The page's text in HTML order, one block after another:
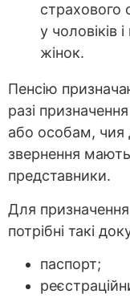
страхового
у чоловіків
жінок.
Пенсію
разі
або особам, чия
звернення мають
представники.
Для призначення
потрібні такі
паспорт;